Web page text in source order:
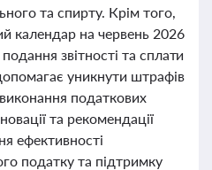
та спирту. Крім того,
календар на червень 2026
звітності та сплати
уникнути штрафів
податкових
та рекомендації
ефективності
податку та підтримку